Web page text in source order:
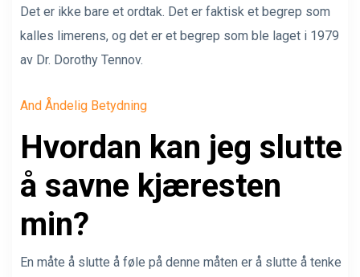
Det er ikke bare et ordtak. Det er faktisk et begrep som
kalles limerens, og det er et begrep som ble laget i 1979
av Dr. Dorothy Tennov.
And Åndelig Betydning
Hvordan kan jeg slutte
å savne kjæresten
min?
En måte å slutte å føle på denne måten er å slutte å tenke